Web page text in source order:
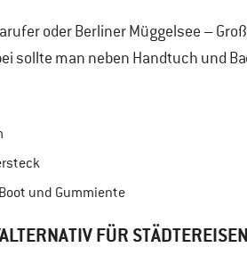
oder Berliner Müggelsee –
sollte man neben Handtuch und
und Gummiente
FÜR STÄDTEREISEN